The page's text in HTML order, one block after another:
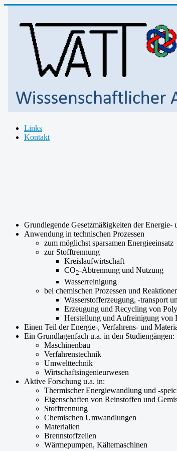
Links
Kontakt
Grundlegende Gesetzmäßigkeiten der
Anwendung in technischen Prozessen
zum möglichst sparsamen Energieeinsatz
zur Stofftrennung
Kreislaufwirtschaft
CO 2 -Abtrennung und Nutzung
Wasserreinigung
bei chemischen Prozessen und Reaktionen
Wasserstofferzeugung, -transport
Erzeugung und Recycling von
Herstellung und Aufreinigung von
Einen Teil der Energie-, Verfahrens- und
Ein Grundlagenfach u.a. in den Studiengängen:
Maschinenbau
Verfahrenstechnik
Umwelttechnik
Wirtschaftsingenieurwesen
Aktive Forschung u.a. in:
Thermischer Energiewandlung und -
Eigenschaften von Reinstoffen und
Stofftrennung
Chemischen Umwandlungen
Materialien
Brennstoffzellen